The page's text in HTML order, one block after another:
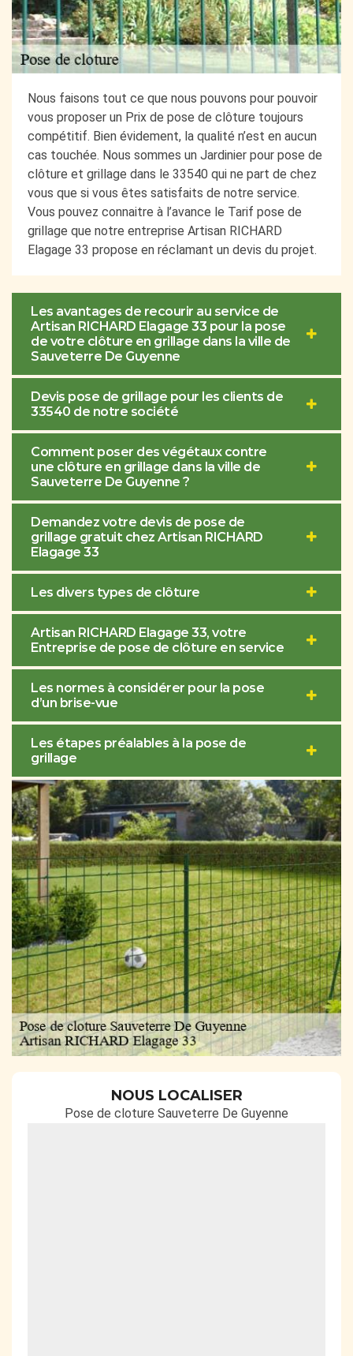
Nous faisons tout ce que nous pouvons pour pouvoir
vous proposer un Prix de pose de clôture toujours
compétitif. Bien évidement, la qualité n’est en aucun
cas touchée. Nous sommes un Jardinier pour pose de
clôture et grillage dans le 33540 qui ne part de chez
vous que si vous êtes satisfaits de notre service.
Vous pouvez connaitre à l’avance le Tarif pose de
grillage que notre entreprise Artisan RICHARD
Elagage 33 propose en réclamant un devis du projet.
Les avantages de recourir au service de
Artisan RICHARD Elagage 33 pour la pose
de votre clôture en grillage dans la ville de
Sauveterre De Guyenne
Devis pose de grillage pour les clients de
33540 de notre société
Comment poser des végétaux contre
une clôture en grillage dans la ville de
Sauveterre De Guyenne ?
Demandez votre devis de pose de
grillage gratuit chez Artisan RICHARD
Elagage 33
Les divers types de clôture
Artisan RICHARD Elagage 33, votre
Entreprise de pose de clôture en service
Les normes à considérer pour la pose
d’un brise-vue
Les étapes préalables à la pose de
grillage
NOUS LOCALISER
Pose de cloture Sauveterre De Guyenne